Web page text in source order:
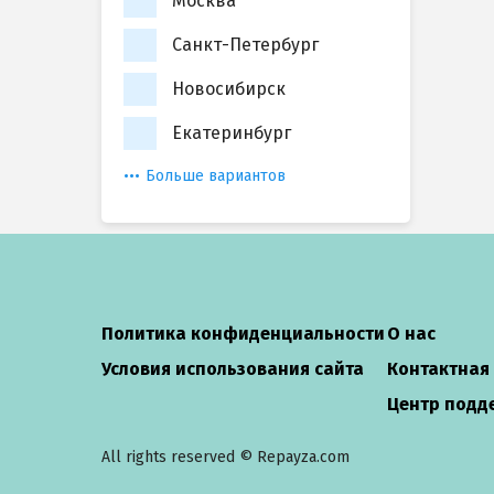
Санкт-Петербург
Новосибирск
Екатеринбург
Больше вариантов
Политика конфиденциальности
Условия использования сайта
О нас
Центр
All rights reserved © Repayza.com